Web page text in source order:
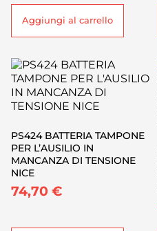
Aggiungi al carrello
PS424 BATTERIA TAMPONE
PER L’AUSILIO IN
MANCANZA DI TENSIONE
NICE
74,70 €